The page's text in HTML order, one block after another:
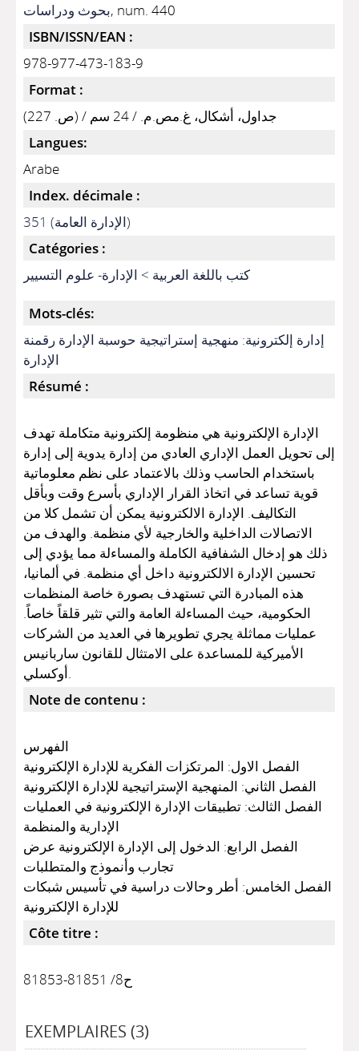
بحوث ودراسات, num. 440
ISBN/ISSN/EAN :
978-977-473-183-9
Format :
(227 .ص) / جداول، أشكال، غ.مص.م. / 24 سم
Langues:
Arabe
Index. décimale :
351 (الإدارة العامة)
Catégories :
كتب باللغة العربية > الإدارة- علوم التسيير
Mots-clés:
إدارة إلكترونية: منهجية إستراتيجية حوسبة الإدارة رقمنة
الإدارة
Résumé :
الإدارة الإلكترونية هي منظومة إلكترونية متكاملة تهدف
إلى تحويل العمل الإداري العادي من إدارة يدوية إلى إدارة
باستخدام الحاسب وذلك بالاعتماد على نظم معلوماتية
قوية تساعد في اتخاذ القرار الإداري بأسرع وقت وبأقل
التكاليف. الإدارة الالكترونية يمكن أن تشمل كلا من
الاتصالات الداخلية والخارجية لأي منظمة. والهدف من
ذلك هو إدخال الشفافية الكاملة والمساءلة مما يؤدي إلى
تحسين الإدارة الالكترونية داخل أي منظمة. في ألمانيا،
هذه المبادرة التي تستهدف بصورة خاصة المنظمات
الحكومية، حيث المساءلة العامة والتي تثير قلقاً خاصاً.
عمليات مماثلة يجري تطويرها في العديد من الشركات
الأميركية للمساعدة على الامتثال للقانون ساربانيس
أوكسلي.
Note de contenu :
الفهرس
الفصل الاول: المرتكزات الفكرية للإدارة الإلكترونية
الفصل الثاني: المنهجية الإستراتيجية للإدارة الإلكترونية
الفصل الثالث: تطبيقات الإدارة الإلكترونية في العمليات
الإدارية والمنظمة
الفصل الرابع: الدخول إلى الإدارة الإلكترونية عرض
تجارب وأنموذج والمتطلبات
الفصل الخامس: أطر وحالات دراسية في تأسيس شبكات
للإدارة الإلكترونية
Côte titre :
ح8/ 81851-81853
EXEMPLAIRES (3)